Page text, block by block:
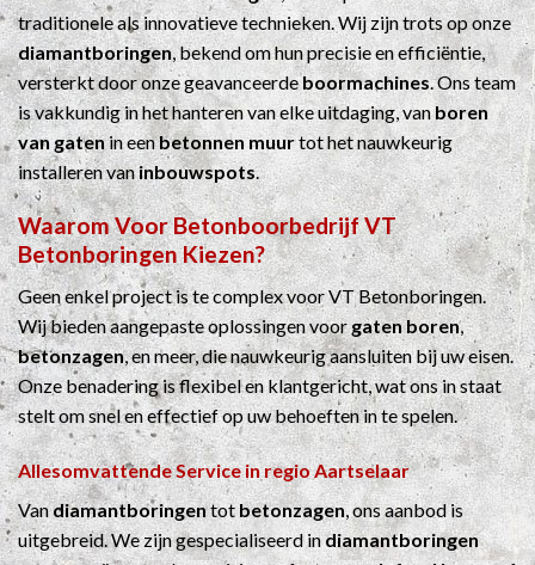
traditionele als innovatieve technieken. Wij zijn trots op onze
diamantboringen, bekend om hun precisie en efficiëntie,
versterkt door onze geavanceerdeboormachines. Ons team
is vakkundig in het hanteren van elke uitdaging, vanboren
van gatenin eenbetonnen muurtot het nauwkeurig
installeren vaninbouwspots.
Waarom VoorBetonboorbedrijfVT
Betonboringen Kiezen?
Geen enkel project is te complex voor VT Betonboringen.
Wij bieden aangepaste oplossingen voorgaten boren,
betonzagen, en meer, die nauwkeurig aansluiten bij uw eisen.
Onze benadering is flexibel en klantgericht, wat ons in staat
stelt om snel en effectief op uw behoeften in te spelen.
Allesomvattende Service in regio Aartselaar
Vandiamantboringentotbetonzagen, ons aanbod is
uitgebreid. We zijn gespecialiseerd indiamantboringen